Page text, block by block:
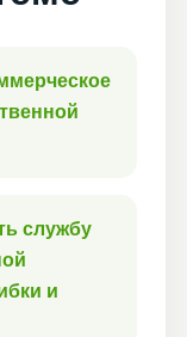
службу
и